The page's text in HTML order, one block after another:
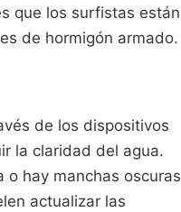
que los surfistas están
de hormigón armado.
de los dispositivos
la claridad del agua.
o hay manchas oscuras
actualizar las